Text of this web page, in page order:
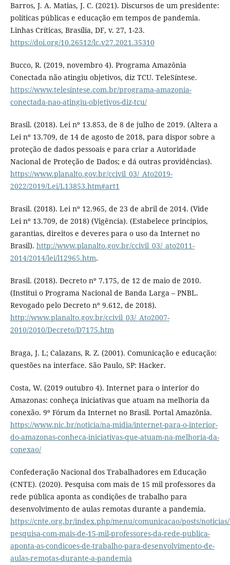
Barros, J. A. Matias, J. C. (2021). Discursos de um presidente:
políticas públicas e educação em tempos de pandemia.
Linhas Críticas, Brasília, DF, v. 27, 1-23.
https://doi.org/10.26512/lc.v27.2021.35310
Bucco, R. (2019, novembro 4). Programa Amazônia
Conectada não atingiu objetivos, diz TCU. TeleSíntese.
https://www.telesintese.com.br/programa-amazonia-
conectada-nao-atingiu-objetivos-diz-tcu/
Brasil. (2018). Lei nº 13.853, de 8 de julho de 2019. (Altera a
Lei nº 13.709, de 14 de agosto de 2018, para dispor sobre a
proteção de dados pessoais e para criar a Autoridade
Nacional de Proteção de Dados; e dá outras providências).
https://www.planalto.gov.br/ccivil_03/_Ato2019-
2022/2019/Lei/L13853.htm#art1
Brasil. (2018). Lei nº 12.965, de 23 de abril de 2014. (Vide
Lei nº 13.709, de 2018) (Vigência). (Estabelece princípios,
garantias, direitos e deveres para o uso da Internet no
Brasil). http://www.planalto.gov.br/ccivil_03/_ato2011-
2014/2014/lei/l12965.htm.
Brasil. (2018). Decreto nº 7.175, de 12 de maio de 2010.
(Institui o Programa Nacional de Banda Larga – PNBL.
Revogado pelo Decreto nº 9.612, de 2018).
http://www.planalto.gov.br/ccivil_03/_Ato2007-
2010/2010/Decreto/D7175.htm
Braga, J. L; Calazans, R. Z. (2001). Comunicação e educação:
questões na interface. São Paulo, SP: Hacker.
Costa, W. (2019 outubro 4). Internet para o interior do
Amazonas: conheça iniciativas que atuam na melhoria da
conexão. 9º Fórum da Internet no Brasil. Portal Amazônia.
https://www.nic.br/noticia/na-midia/internet-para-o-interior-
do-amazonas-conheca-iniciativas-que-atuam-na-melhoria-da-
conexao/
Confederação Nacional dos Trabalhadores em Educação
(CNTE). (2020). Pesquisa com mais de 15 mil professores da
rede pública aponta as condições de trabalho para
desenvolvimento de aulas remotas durante a pandemia.
https://cnte.org.br/index.php/menu/comunicacao/posts/noticias/
pesquisa-com-mais-de-15-mil-professores-da-rede-publica-
aponta-as-condicoes-de-trabalho-para-desenvolvimento-de-
aulas-remotas-durante-a-pandemia